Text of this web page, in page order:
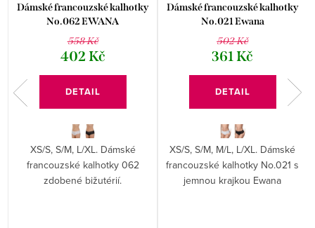
Dámské francouzské kalhotky
No.062 EWANA
558 Kč
402 Kč
DETAIL
XS/S, S/M, L/XL. Dámské
francouzské kalhotky 062
zdobené bižutérií.
Dámské francouzské kalhotky
No.021 Ewana
502 Kč
361 Kč
DETAIL
XS/S, S/M, M/L, L/XL. Dámské
francouzské kalhotky No.021 s
jemnou krajkou Ewana